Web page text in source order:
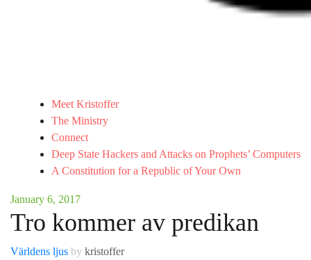
Meet Kristoffer
The Ministry
Connect
Deep State Hackers and Attacks on Prophets’ Computers
A Constitution for a Republic of Your Own
January 6, 2017
Tro kommer av predikan
Världens ljus by kristoffer